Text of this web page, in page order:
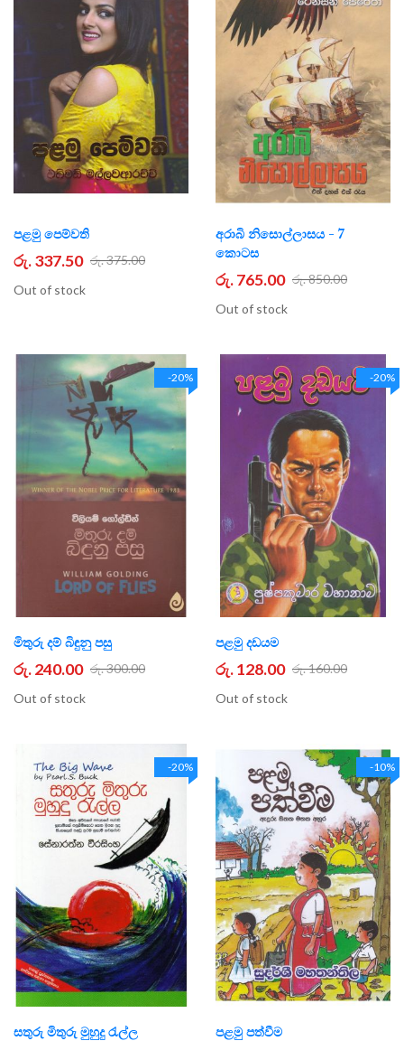
පළමු පෙම්වති
රු. 337.50 රු. 375.00
Out of stock
අරාබි නිසොල්ලාසය - 7
කොටස
රු. 765.00 රු. 850.00
Out of stock
-20%
මිතුරු දම් බිඳුනු පසු
රු. 240.00 රු. 300.00
Out of stock
-20%
පළමු දඩයම
රු. 128.00 රු. 160.00
Out of stock
-20%
සතුරු මිතුරු මුහුදු රැල්ල
-10%
පළමු පත්වීම